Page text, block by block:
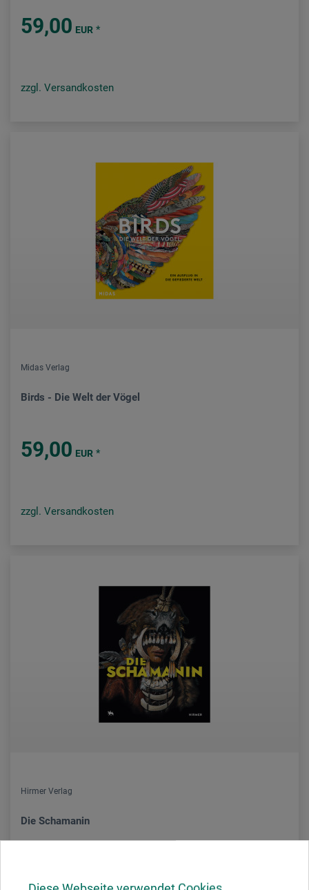
59,00 EUR *
zzgl. Versandkosten
Midas Verlag
Birds - Die Welt der Vögel
59,00 EUR *
zzgl. Versandkosten
Hirmer Verlag
Die Schamanin